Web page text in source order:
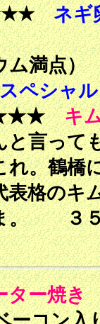
ネギ
ム満点）
シャル
キ
言っても
れ。鶴橋
表格のキ
。 ３
ター焼き